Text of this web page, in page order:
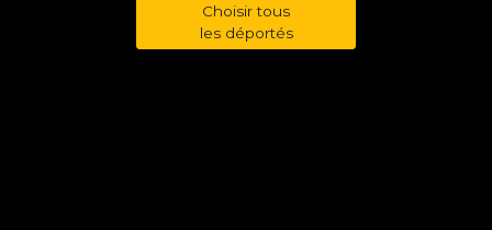
Choisir tous
les déportés